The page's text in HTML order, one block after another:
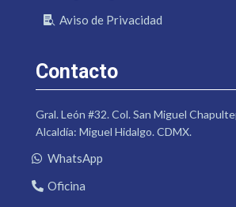
Aviso de Privacidad
Contacto
Gral. León #32. Col. San Miguel
Alcaldía: Miguel Hidalgo. CDMX.
WhatsApp
Oficina